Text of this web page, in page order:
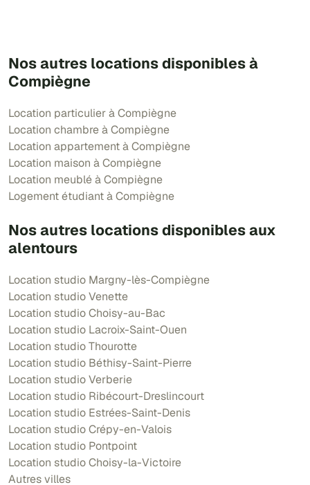
Nos autres locations disponibles à
Compiègne
Location particulier à Compiègne
Location chambre à Compiègne
Location appartement à Compiègne
Location maison à Compiègne
Location meublé à Compiègne
Logement étudiant à Compiègne
Nos autres locations disponibles aux
alentours
Location studio Margny-lès-Compiègne
Location studio Venette
Location studio Choisy-au-Bac
Location studio Lacroix-Saint-Ouen
Location studio Thourotte
Location studio Béthisy-Saint-Pierre
Location studio Verberie
Location studio Ribécourt-Dreslincourt
Location studio Estrées-Saint-Denis
Location studio Crépy-en-Valois
Location studio Pontpoint
Location studio Choisy-la-Victoire
Autres villes